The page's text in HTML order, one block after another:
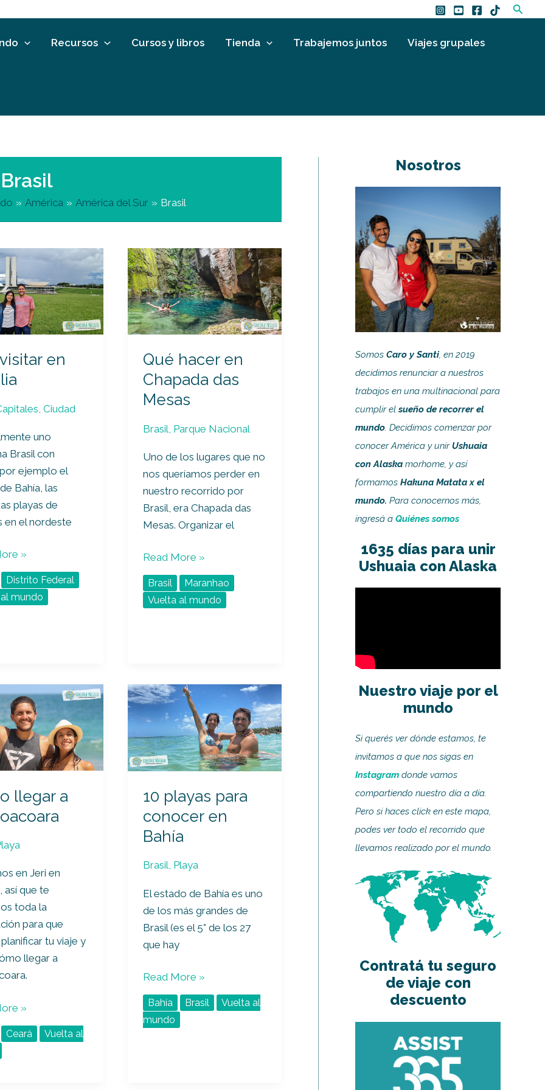
Recursos Cursos y libros Tienda Trabajemos juntos Viajes grupales
Brasil
América América del Sur Brasil
en
,Ciudad
uno
Brasil con
ejemplo el
Bahía, las
playas de
en el nordeste
»
Distrito Federal
mundo
Qué hacer en
Chapada das
Mesas
Brasil Parque Nacional
Uno de los lugares que no
nos queríamos perder en
nuestro recorrido por
Brasil, era Chapada das
Mesas. Organizar el
Qué
hacer
en
Chapada
das
Read More »
Brasil
Maranhao
Vuelta al mundo
llegar a
en Jeri en
así que te
toda la
para que
tu viaje y
llegar a
»
Ceará Vuelta al
10 playas para
conocer en
Bahía
Brasil, Playa
El estado de Bahía es uno
de los más grandes de
Brasil (es el 5° de los 27
que hay
10
playas
conocer
en
Read More »
Bahía Brasil
Vuelta al
mundo
Nosotros
Somos Caro y Santi, en 2019
decidimos renunciar a nuestros
trabajos en una multinacional para
cumplir elsueño de recorrer el
mundo . Decidimos comenzar por
conocer América y unir Ushuaia
con Alaska morhome, y así
formamos Hakuna Matata x el
mundo. Para conocernos más,
ingresá a Quiénes somos
1635 días para unir
Ushuaia con Alaska
Nuestro viaje por el
mundo
Si querés ver dónde estamos, te
invitamos a que nos sigas en
Instagram donde vamos
compartiendo nuestro día a día.
Pero si haces click en este mapa,
podes ver todo el recorrido que
llevamos realizado por el mundo.
Contratá tu seguro
de viaje con
descuento